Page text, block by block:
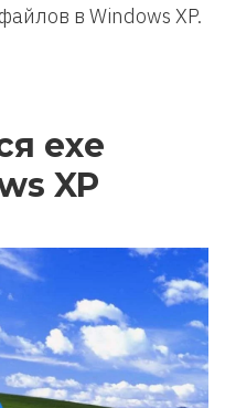
в Windows XP.
exe
XP